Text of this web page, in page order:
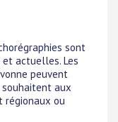
sont
et actuelles. Les
peuvent
aux
régionaux ou